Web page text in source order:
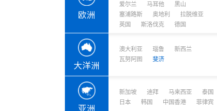
澳大利亚 瑙鲁 新西兰 瓦努
亚洲
新加坡 迪拜 马来西亚
中国香港
菲律宾
非洲
圣多美 几内亚比绍
捐赠移民
葡萄牙捐赠移民
泰国精英签证
圣基茨捐款护照
马耳他捐款投资护照
格林纳达捐款护照
新西兰雇主担保(
新西兰雇主担保(
爱尔兰高管居留
欧洲
爱尔兰
马耳他
黑山
塞浦路斯
奥地利
拉脱维亚
英国
斯洛伐克 德国
大洋洲
澳大利亚 瑙鲁
新西兰
瓦努阿图
斐济
亚洲
新加坡 迪拜 马来西亚
泰国
日本
韩国 中国香港 菲律宾